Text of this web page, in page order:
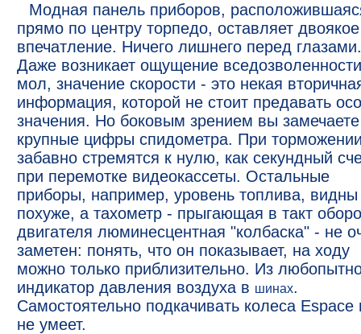
Модная панель приборов,
прямо по центру торпедо, оставляет двоякое
впечатление. Ничего лишнего перед глазами.
Даже возникает ощущение
мол, значение скорости - это некая
информация, которой не стоит предавать
значения. Но боковым зрением вы замечаете
крупные цифры спидометра. При
забавно стремятся к нулю, как секундный
при перемотке видеокассеты. Остальные
приборы, например, уровень топлива, видны
похуже, а тахометр - прыгающая в такт
двигателя люминесцентная "колбаска" - не
заметен: понять, что он показывает, на ходу
можно только приблизительно. Из
индикатор давления воздуха в шинах.
Самостоятельно подкачивать колеса Espace
не умеет.